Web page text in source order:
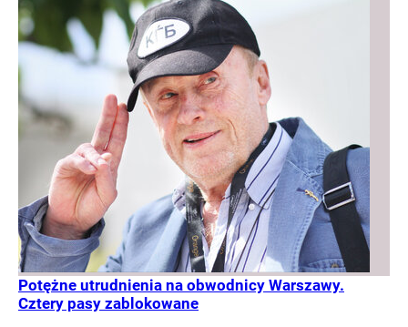
Potężne utrudnienia na obwodnicy Warszawy.
Cztery pasy zablokowane